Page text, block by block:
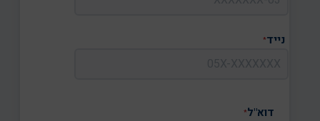
נייד*
דוא"ל*